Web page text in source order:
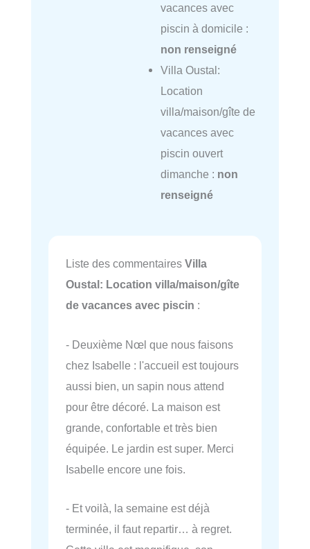
vacances avec
piscin à domicile :
non renseigné
Villa Oustal:
Location
villa/maison/gîte de
vacances avec
piscin ouvert
dimanche : non
renseigné
Liste des commentaires Villa
Oustal: Location villa/maison/gîte
de vacances avec piscin :
- Deuxième Nœl que nous faisons
chez Isabelle : l'accueil est toujours
aussi bien, un sapin nous attend
pour être décoré. La maison est
grande, confortable et très bien
équipée. Le jardin est super. Merci
Isabelle encore une fois.
- Et voilà, la semaine est déjà
terminée, il faut repartir… à regret.